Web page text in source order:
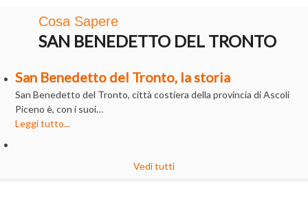
Cosa Sapere
SAN BENEDETTO DEL TRONTO
San Benedetto del Tronto, la storia
San Benedetto del Tronto, città costiera della provincia di Ascoli
Piceno è, con i suoi…
Leggi tutto...
Vedi tutti